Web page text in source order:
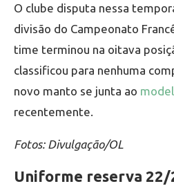
O clube disputa nessa
divisão do Campeonato
time terminou na oitava
classificou para nenhuma
novo manto se junta ao
recentemente.
Fotos: Divulgação/OL
Uniforme reserva 22/